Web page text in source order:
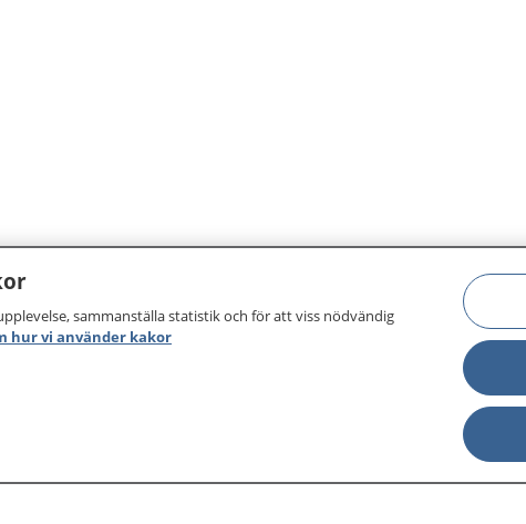
för att läsa din journal
Other languages
sammanställa statistik och för att viss nödvändig
hur vi använder kakor